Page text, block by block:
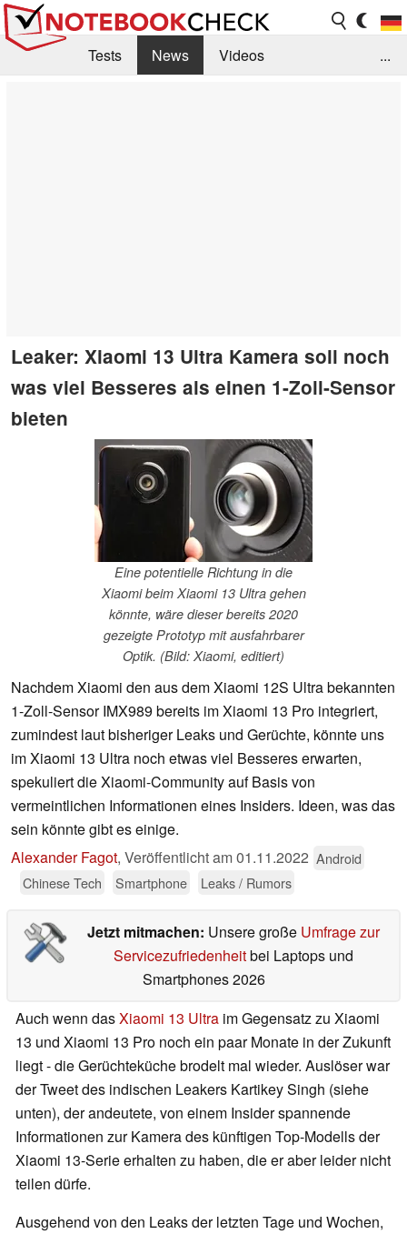
Tests News
Videos
...
Leaker: Xiaomi 13 Ultra Kamera soll noch
was viel Besseres als einen 1-Zoll-Sensor
bieten
Eine potentielle Richtung in die
Xiaomi beim Xiaomi 13 Ultra gehen
könnte, wäre dieser bereits 2020
gezeigte Prototyp mit ausfahrbarer
Optik. (Bild: Xiaomi, editiert)
Nachdem Xiaomi den aus dem Xiaomi 12S Ultra bekannten
1-Zoll-Sensor IMX989 bereits im Xiaomi 13 Pro integriert,
zumindest laut bisheriger Leaks und Gerüchte, könnte uns
im Xiaomi 13 Ultra noch etwas viel Besseres erwarten,
spekuliert die Xiaomi-Community auf Basis von
vermeintlichen Informationen eines Insiders. Ideen, was das
sein könnte gibt es einige.
Alexander Fagot, Veröffentlicht am01.11.2022 Android
Chinese Tech
Smartphone Leaks / Rumors
Jetzt mitmachen: Unsere große Umfrage zur
Servicezufriedenheitbei Laptops und
Smartphones 2026
Auch wenn dasXiaomi 13 Ultra im Gegensatz zu Xiaomi
13 und Xiaomi 13 Pro noch ein paar Monate in der Zukunft
liegt - die Gerüchteküche brodelt mal wieder. Auslöser war
der Tweet des indischen Leakers Kartikey Singh (siehe
unten), der andeutete, von einem Insider spannende
Informationen zur Kamera des künftigen Top-Modells der
Xiaomi 13-Serie erhalten zu haben, die er aber leider nicht
teilen dürfe.
Ausgehend von den Leaks der letzten Tage und Wochen,